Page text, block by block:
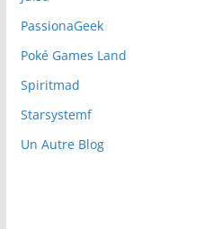
PassionaGeek
Poké Games Land
Spiritmad
Starsystemf
Un Autre Blog